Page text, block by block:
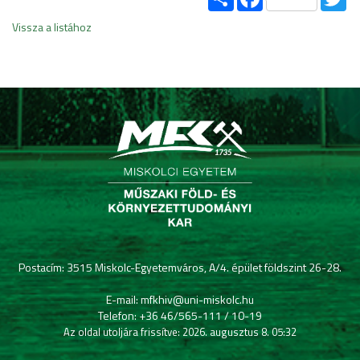
Vissza a listához
Postacím: 3515 Miskolc-Egyetemváros, A/4. épület földszint 26-28.
E-mail: mfkhiv@uni-miskolc.hu
Telefon: +36 46/565-111 / 10-19
Az oldal utoljára frissítve: 2026. augusztus 8. 05:32